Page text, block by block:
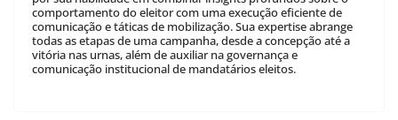
comportamento do eleitor com uma execução eficiente de
comunicação e táticas de mobilização. Sua expertise abrange
todas as etapas de uma campanha, desde a concepção até a
vitória nas urnas, além de auxiliar na governança e
comunicação institucional de mandatários eleitos.